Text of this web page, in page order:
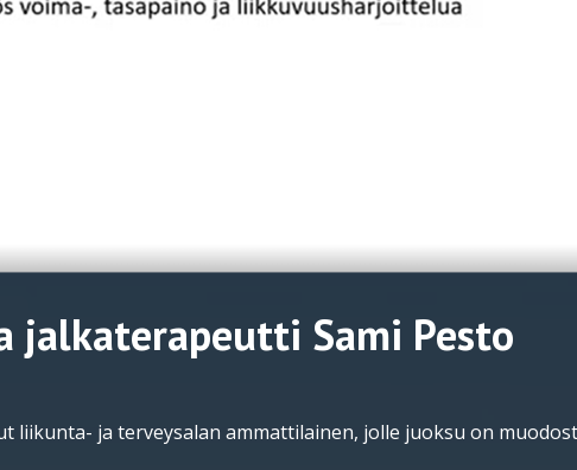
jalkaterapeutti Sami Pesto
ja terveysalan ammattilainen, jolle juoksu on